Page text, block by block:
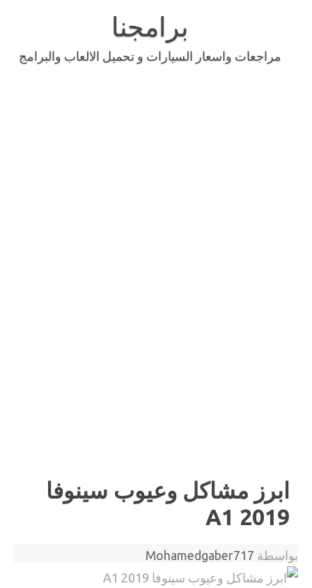
برامجنا
مراجعات واسعار السيارات و تحميل الالعاب والبرامج
ابرز مشاكل وعيوب سينوفا
A1 2019
بواسطة Mohamedgaber717